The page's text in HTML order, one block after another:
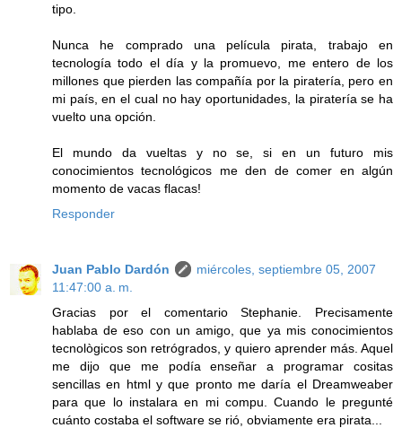
tipo.
Nunca he comprado una película pirata, trabajo en
tecnología todo el día y la promuevo, me entero de los
millones que pierden las compañía por la piratería, pero en
mi país, en el cual no hay oportunidades, la piratería se ha
vuelto una opción.
El mundo da vueltas y no se, si en un futuro mis
conocimientos tecnológicos me den de comer en algún
momento de vacas flacas!
Responder
Juan Pablo Dardón
miércoles, septiembre 05, 2007
11:47:00 a. m.
Gracias por el comentario Stephanie. Precisamente
hablaba de eso con un amigo, que ya mis conocimientos
tecnològicos son retrógrados, y quiero aprender más. Aquel
me dijo que me podía enseñar a programar cositas
sencillas en html y que pronto me daría el Dreamweaber
para que lo instalara en mi compu. Cuando le pregunté
cuánto costaba el software se rió, obviamente era pirata...